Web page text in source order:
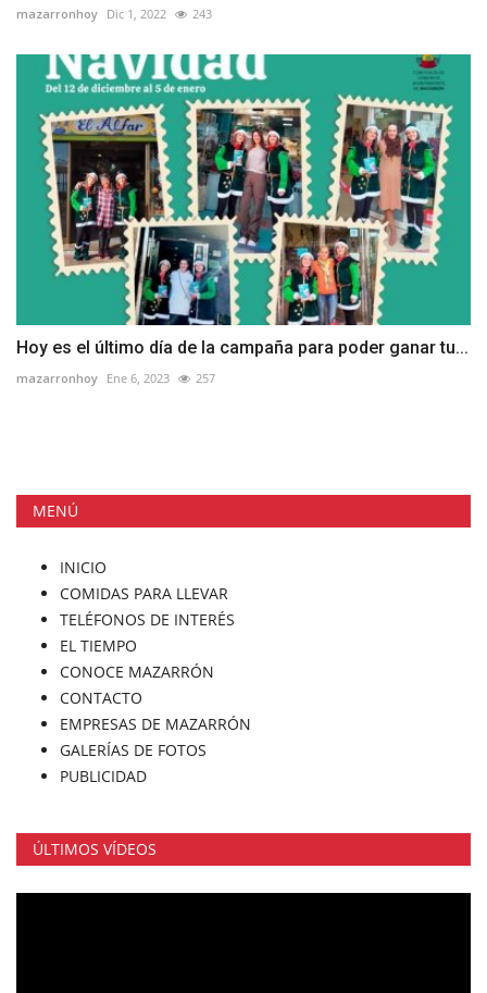
mazarronhoy Dic 1, 2022 243
Hoy es el último día de la campaña para poder ganar tu...
mazarronhoy Ene 6, 2023 257
MENÚ
INICIO
COMIDAS PARA LLEVAR
TELÉFONOS DE INTERÉS
EL TIEMPO
CONOCE MAZARRÓN
CONTACTO
EMPRESAS DE MAZARRÓN
GALERÍAS DE FOTOS
PUBLICIDAD
ÚLTIMOS VÍDEOS